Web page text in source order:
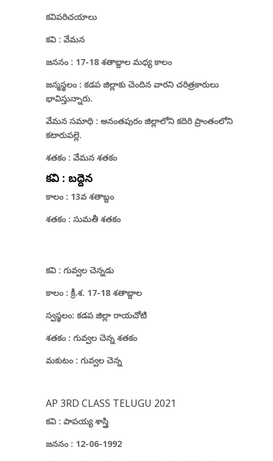
కవిపరిచయాలు
కవి : వేమన
జననం : 17-18 శతాబ్దాల మధ్య కాలం
జన్మస్థలం : కడప జిల్లాకు చెందిన వారని చరిత్రకారులు
భావిస్తున్నారు.
వేమన సమాధి : అనంతపురం జిల్లాలోని కదిరి ప్రాంతంలోని
కటారుపల్లె.
శతకం : వేమన శతకం
కవి : బద్దెన
కాలం : 13వ శతాబ్దం
శతకం : సుమతీ శతకం
కవి : గువ్వల చెన్నడు
కాలం : క్రీ.శ. 17-18 శతాబ్దాల
స్వస్థలం: కడప జిల్లా రాయచోటి
శతకం : గువ్వల చెన్న శతకం
మకుటం : గువ్వల చెన్న
AP 3RD CLASS TELUGU 2021
కవి : పాపయ్య శాస్త్రి
జననం : 12-06-1992